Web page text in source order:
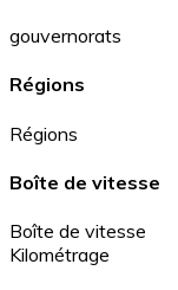
gouvernorats
Régions
Régions
Boîte de vitesse
Boîte de vitesse
Kilométrage